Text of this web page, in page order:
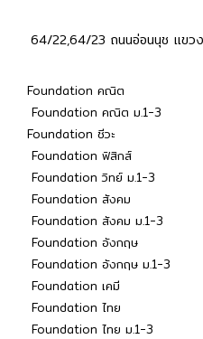
64/22,64/23 ถนนอ่อนนุช แขวง
Foundation คณิต
Foundation คณิต ม.1-3
Foundation ชีวะ
Foundation ฟิสิกส์
Foundation วิทย์ ม.1-3
Foundation สังคม
Foundation สังคม ม.1-3
Foundation อังกฤษ
Foundation อังกฤษ ม.1-3
Foundation เคมี
Foundation ไทย
Foundation ไทย ม.1-3